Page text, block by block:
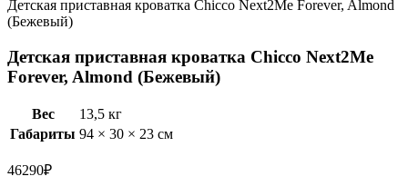
Детская приставная кроватка Chicco Next2Me Forever, Almond
(Бежевый)
Детская приставная кроватка Chicco Next2Me
Forever, Almond (Бежевый)
Вес
13,5 кг
Габариты 94 × 30 × 23 см
46290₽